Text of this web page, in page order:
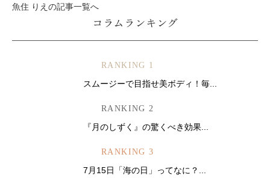
魚住 りえの記事一覧へ
コラムランキング
RANKING 1
スムージーで目指せ美ボディ！毎...
RANKING 2
『月のしずく』の驚くべき効果...
RANKING 3
7月15日「海の日」ってなに？...